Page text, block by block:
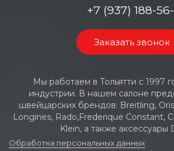
+7 (937) 188-
Заказать звонок
Мы работаем в Тольятти с 1997
индустрии. В нашем салоне
швейцарских брендов: Breitling,
Longines, Rado,Frederique Constant,
Klein, а также аксессуары
Обработка персональных данных